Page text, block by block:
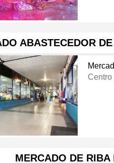
ABASTECEDOR
Centro
MERCADO DE RIBA